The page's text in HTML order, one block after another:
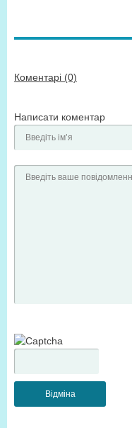
Коментарі (0)
Написати коментар